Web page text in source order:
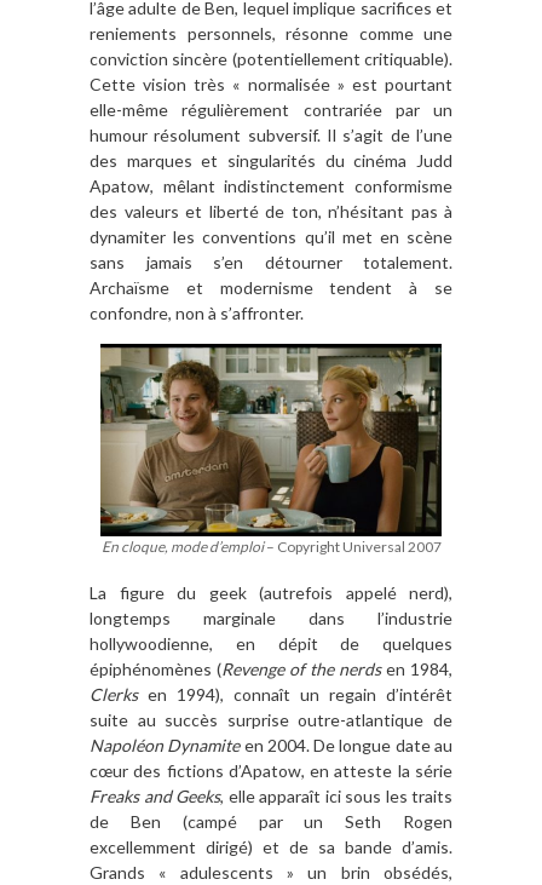
l’âge adulte de Ben, lequel implique sacrifices et
reniements personnels, résonne comme une
conviction sincère (potentiellement critiquable).
Cette vision très « normalisée » est pourtant
elle-même régulièrement contrariée par un
humour résolument subversif. Il s’agit de l’une
des marques et singularités du cinéma Judd
Apatow, mêlant indistinctement conformisme
des valeurs et liberté de ton, n’hésitant pas à
dynamiter les conventions qu’il met en scène
sans jamais s’en détourner totalement.
Archaïsme et modernisme tendent à se
confondre, non à s’affronter.
En cloque, mode d’emploi– Copyright Universal 2007
La figure du geek (autrefois appelé nerd),
longtemps marginale dans l’industrie
hollywoodienne, en dépit de quelques
épiphénomènes (Revenge of the nerdsen 1984,
Clerksen 1994), connaît un regain d’intérêt
suite au succès surprise outre-atlantique de
Napoléon Dynamiteen 2004. De longue date au
cœur des fictions d’Apatow, en atteste la série
Freaks and Geeks, elle apparaît ici sous les traits
de Ben (campé par un Seth Rogen
excellemment dirigé) et de sa bande d’amis.
Grands « adulescents » un brin obsédés,